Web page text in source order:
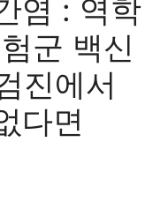
염 : 역학
군 백신
진에서
다면